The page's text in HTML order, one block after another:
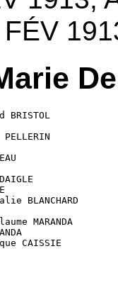
BRISTOL
PELLERIN
BLANCHARD
MARANDA